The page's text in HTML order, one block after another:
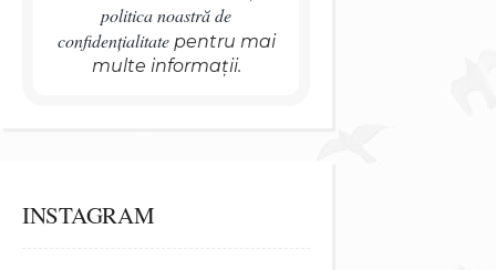
politica noastră de
confidențialitatepentru mai
multe informații.
INSTAGRAM